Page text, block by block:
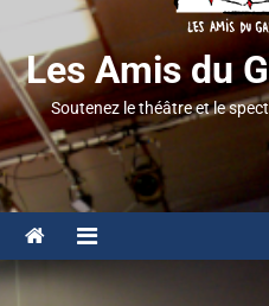
Les Amis du
Soutenez le théâtre et le